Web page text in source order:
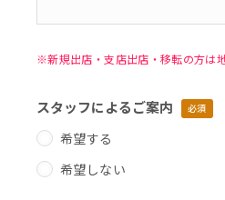
※新規出店・支店出店・移転の方は
スタッフによるご案内 必須
希望する
希望しない